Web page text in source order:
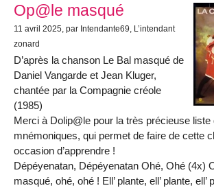
Op@le masqué
11 avril 2025, par Intendante69, L’intendant
zonard
D’après la chanson Le Bal masqué de
Daniel Vangarde et Jean Kluger,
chantée par la Compagnie créole
(1985)
Merci à Dolip@le pour la très précieuse liste
mnémoniques, qui permet de faire de cette
occasion d’apprendre !
Dépéyenatan, Dépéyenatan Ohé, Ohé (4x)
masqué, ohé, ohé ! Ell’ plante, ell’ plante, ell’